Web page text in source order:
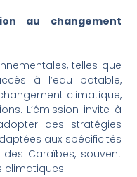
au changement
telles que
à l’eau potable,
climatique,
L’émission invite à
des stratégies
aux spécificités
Caraïbes, souvent
climatiques.